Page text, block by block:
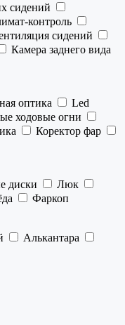
сидений
контроль
сидений
Камера заднего вида
оптика
Led
ходовые огни
Коректор фар
диски
Люк
Фаркоп
Алькантара